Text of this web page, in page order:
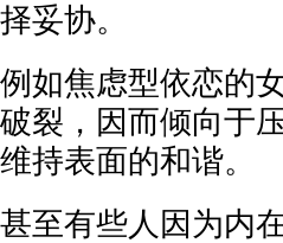
择妥协。
例如焦虑型依恋的
破裂，因而倾向于
维持表面的和谐。
甚至有些人因为内